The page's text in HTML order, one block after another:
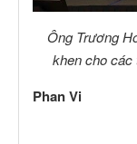
Ông Trương
khen cho các
Phan Vi